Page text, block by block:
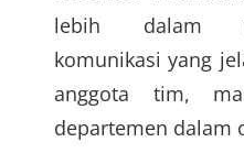
lebih dalam
komunikasi yang
anggota tim,
departemen dalam